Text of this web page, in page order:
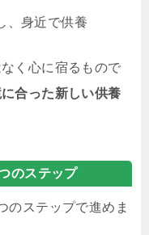
、身近で供養
く心に宿るもので
合った新しい供養
のステップ
のステップで進めま